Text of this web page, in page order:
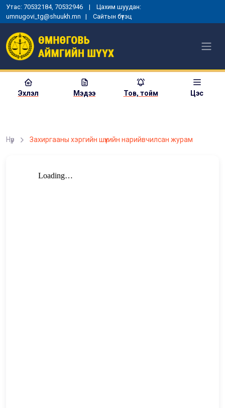
Утас: 70532184, 70532946 | Цахим шуудан:
umnugovi_tg@shuukh.mn | Сайтын бүтэц
Эхлэл Мэдээ Тов, тойм Цэс
Нүүр Захиргааны хэргийн шүүхийн нарийвчилсан журам